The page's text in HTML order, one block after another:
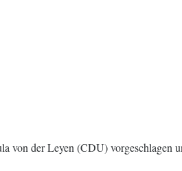
von der Leyen (CDU) vorgeschlagen